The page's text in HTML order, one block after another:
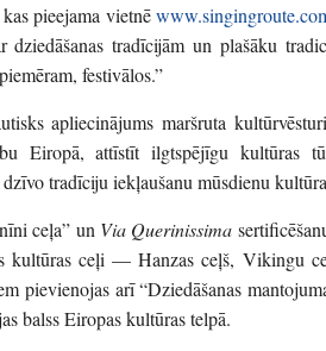
pieejama vietnē
tradīcijām un plašāku
festivālos.”
apliecinājums maršruta
Eiropā, attīstīt ilgtspējīgu kultūras
tradīciju iekļaušanu mūsdienu
ceļa” un Via Querinissima
ceļi — Hanzas ceļš, Vikingu
pievienojas arī “Dziedāšanas
balss Eiropas kultūras telpā.